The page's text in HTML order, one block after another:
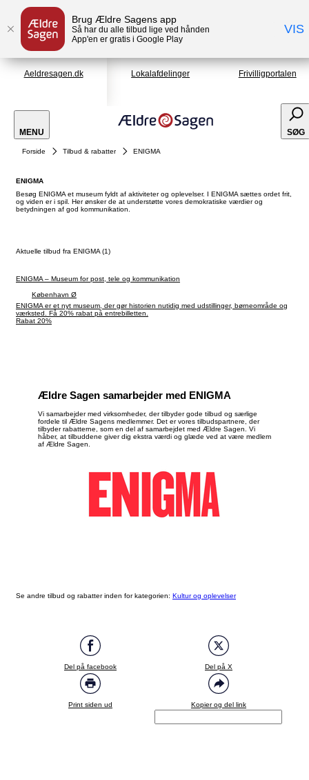
Brug Ældre Sagens app
Så har du alle tilbud lige ved hånden
App'en er gratis i Google Play
VIS
Aeldresagen.dk Lokalafdelinger Frivilligportalen
MENU SØG
Forside Tilbud & rabatter ENIGMA
ENIGMA
Besøg ENIGMA et museum fyldt af aktiviteter og oplevelser. I ENIGMA sættes ordet frit,
og viden er i spil. Her ønsker de at understøtte vores demokratiske værdier og
betydningen af god kommunikation.
Aktuelle tilbud fra ENIGMA (1)
ENIGMA – Museum for post, tele og kommunikation
København Ø
ENIGMA er et nyt museum, der gør historien nutidig med udstillinger, børneområde og
værksted. Få 20% rabat på entrebilletten.
Rabat 20%
Ældre Sagen samarbejder med ENIGMA
Vi samarbejder med virksomheder, der tilbyder gode tilbud og særlige
fordele til Ældre Sagens medlemmer. Det er vores tilbudspartnere, der
tilbyder rabatterne, som en del af samarbejdet med Ældre Sagen. Vi
håber, at tilbuddene giver dig ekstra værdi og glæde ved at være medlem
af Ældre Sagen.
Se andre tilbud og rabatter inden for kategorien: Kultur og oplevelser
Del på facebook Del på X
Print siden ud Kopier og del link